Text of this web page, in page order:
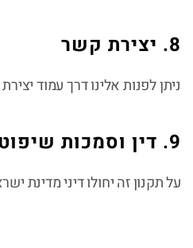
8. יצירת קשר
ניתן לפנות אלינו דרך עמוד
9. דין וסמכות שיפוט
על תקנון זה יחולו דיני מדינת